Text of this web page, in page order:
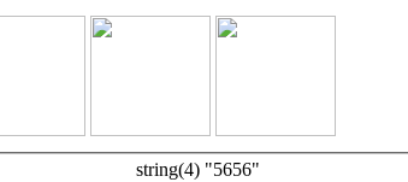
string(4) "5656"